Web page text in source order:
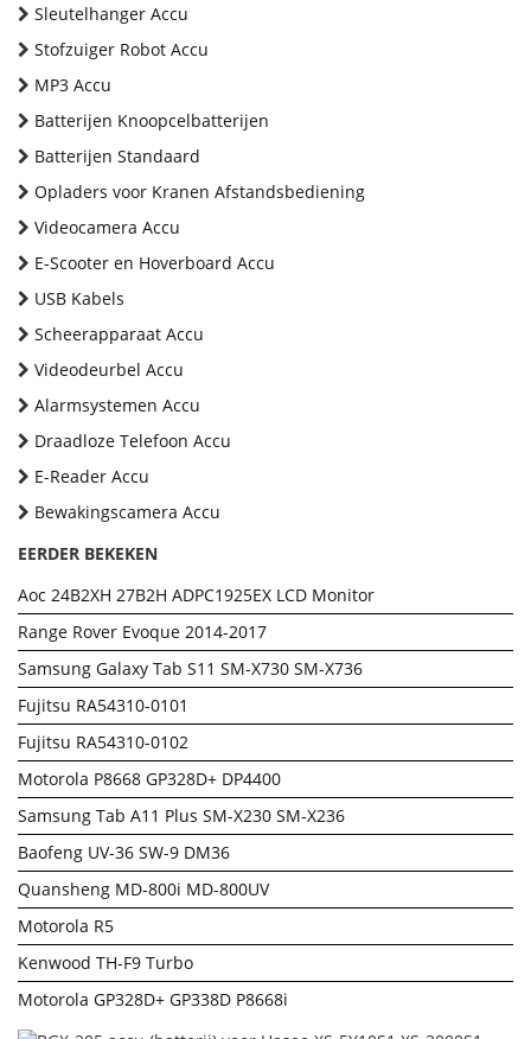
Sleutelhanger Accu
Stofzuiger Robot Accu
MP3 Accu
Batterijen Knoopcelbatterijen
Batterijen Standaard
Opladers voor Kranen Afstandsbediening
Videocamera Accu
E-Scooter en Hoverboard Accu
USB Kabels
Scheerapparaat Accu
Videodeurbel Accu
Alarmsystemen Accu
Draadloze Telefoon Accu
E-Reader Accu
Bewakingscamera Accu
EERDER BEKEKEN
Aoc 24B2XH 27B2H ADPC1925EX LCD Monitor
Range Rover Evoque 2014-2017
Samsung Galaxy Tab S11 SM-X730 SM-X736
Fujitsu RA54310-0101
Fujitsu RA54310-0102
Motorola P8668 GP328D+ DP4400
Samsung Tab A11 Plus SM-X230 SM-X236
Baofeng UV-36 SW-9 DM36
Quansheng MD-800i MD-800UV
Motorola R5
Kenwood TH-F9 Turbo
Motorola GP328D+ GP338D P8668i